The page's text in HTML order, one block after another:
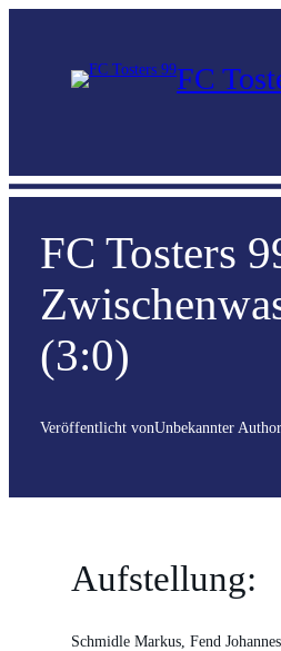
FC
FC Tosters
(3:0)
Veröffentlicht vonUnbekannter Author
Aufstellung:
Schmidle Markus, Fend